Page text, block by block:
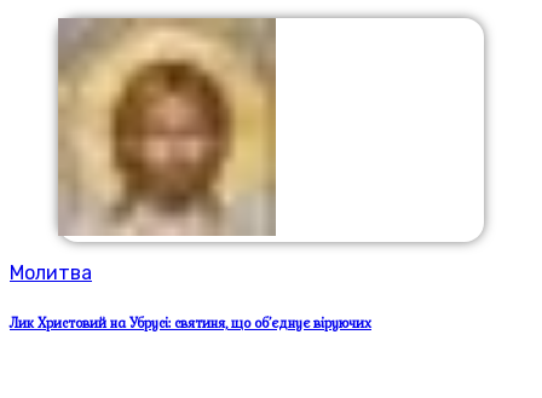
Молитва
Лик Христовий на Убрусі: святиня, що об’єднує віруючих